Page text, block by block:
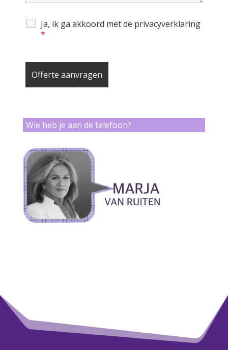
Ja, ik ga akkoord met de privacyverklaring
*
Wie heb je aan de telefoon?